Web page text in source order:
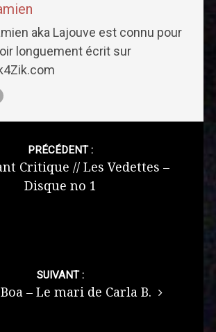
aka Lajouve est connu pour
longuement écrit sur
PRÉCÉDENT :
Critique // Les Vedettes –
Disque no 1
SUIVANT :
– Le mari de Carla B.